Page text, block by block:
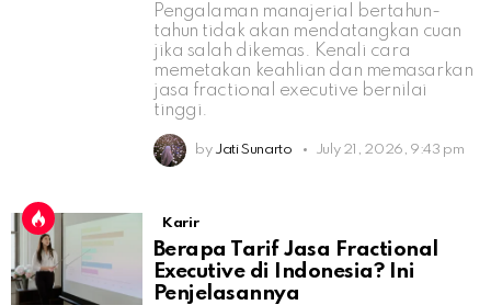
Pengalaman manajerial bertahun-
tahun tidak akan mendatangkan cuan
jika salah dikemas. Kenali cara
memetakan keahlian dan memasarkan
jasa fractional executive bernilai
tinggi.
by Jati Sunarto July 21, 2026, 9:43 pm
Karir
Berapa Tarif Jasa Fractional
Executive di Indonesia? Ini
Penjelasannya